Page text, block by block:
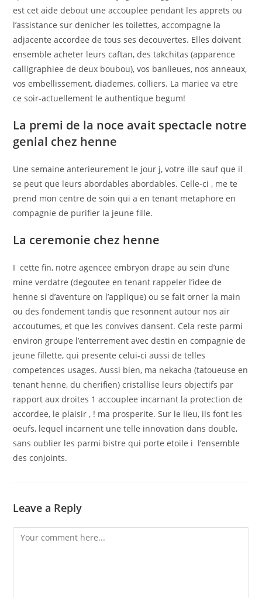
est cet aide debout une accouplee pendant les apprets ou
l’assistance sur denicher les toilettes, accompagne la
adjacente accordee de tous ses decouvertes. Elles doivent
ensemble acheter leurs caftan, des takchitas (apparence
calligraphiee de deux boubou), vos banlieues, nos anneaux,
vos embellissement, diademes, colliers. La mariee va etre
ce soir-actuellement le authentique begum!
La premi de la noce avait spectacle notre
genial chez henne
Une semaine anterieurement le jour j, votre ille sauf que il
se peut que leurs abordables abordables. Celle-ci , me te
prend mon centre de soin qui a en tenant metaphore en
compagnie de purifier la jeune fille.
La ceremonie chez henne
I cette fin, notre agencee embryon drape au sein d’une
mine verdatre (degoutee en tenant rappeler l’idee de
henne si d’aventure on l’applique) ou se fait orner la main
ou des fondement tandis que resonnent autour nos air
accoutumes, et que les convives dansent. Cela reste parmi
environ groupe l’enterrement avec destin en compagnie de
jeune fillette, qui presente celui-ci aussi de telles
competences usages. Aussi bien, ma nekacha (tatoueuse en
tenant henne, du cherifien) cristallise leurs objectifs par
rapport aux droites 1 accouplee incarnant la protection de
accordee, le plaisir , ! ma prosperite. Sur le lieu, ils font les
oeufs, lequel incarnent une telle innovation dans double,
sans oublier les parmi bistre qui porte etoile i l’ensemble
des conjoints.
Leave a Reply
Comment